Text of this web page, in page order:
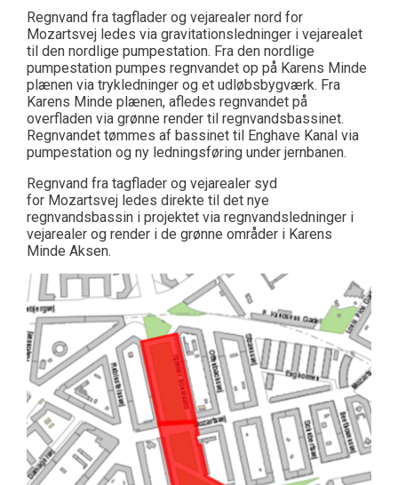
Regnvand fra tagflader og vejarealer nord for
Mozartsvej ledes via gravitationsledninger i vejarealet
til den nordlige pumpestation. Fra den nordlige
pumpestation pumpes regnvandet op på Karens Minde
plænen via trykledninger og et udløbsbygværk. Fra
Karens Minde plænen, afledes regnvandet på
overfladen via grønne render til regnvandsbassinet.
Regnvandet tømmes af bassinet til Enghave Kanal via
pumpestation og ny ledningsføring under jernbanen.
Regnvand fra tagflader og vejarealer syd
for Mozartsvej ledes direkte til det nye
regnvandsbassin i projektet via regnvandsledninger i
vejarealer og render i de grønne områder i Karens
Minde Aksen.